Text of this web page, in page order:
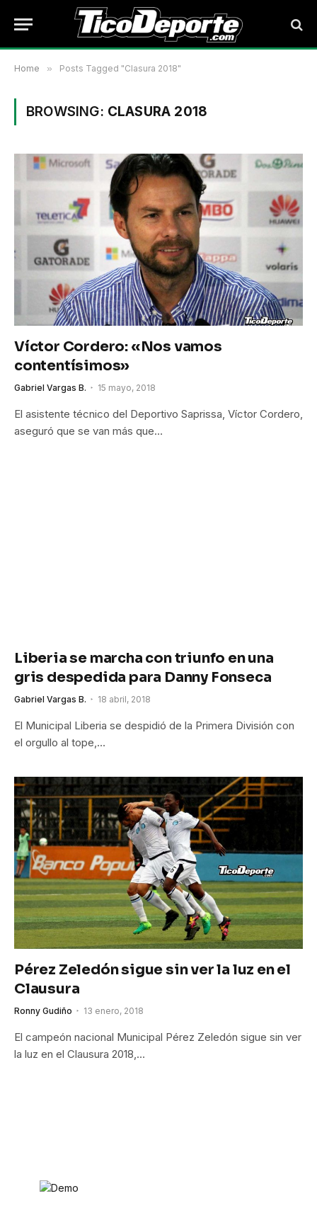
Home » Posts Tagged "Clasura 2018"
BROWSING: CLASURA 2018
Víctor Cordero: «Nos vamos
contentísimos»
Gabriel Vargas B. 15 mayo, 2018
El asistente técnico del Deportivo Saprissa, Víctor Cordero,
aseguró que se van más que…
Liberia se marcha con triunfo en una
gris despedida para Danny Fonseca
Gabriel Vargas B. 18 abril, 2018
El Municipal Liberia se despidió de la Primera División con
el orgullo al tope,…
Pérez Zeledón sigue sin ver la luz en el
Clausura
Ronny Gudiño 13 enero, 2018
El campeón nacional Municipal Pérez Zeledón sigue sin ver
la luz en el Clausura 2018,…